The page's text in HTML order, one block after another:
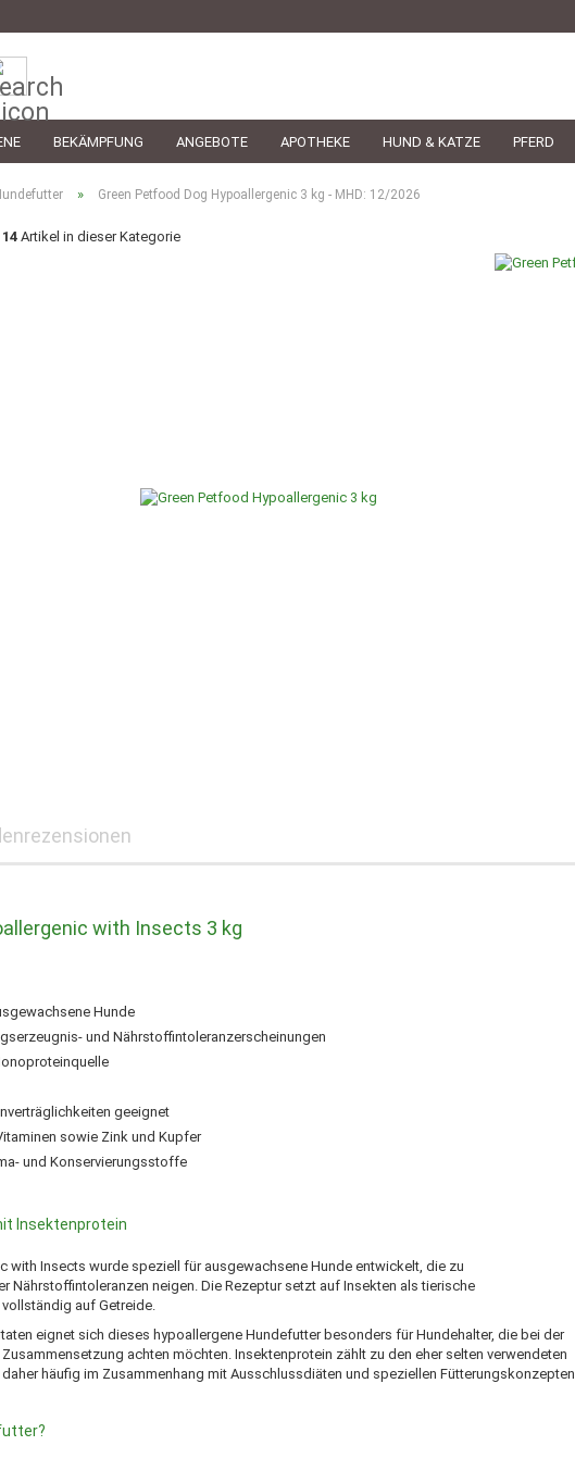
BEKÄMPFUNG ANGEBOTE APOTHEKE HUND & KATZE PFERD
» Green Petfood Dog Hypoallergenic 3 kg - MHD: 12/2026
14 Artikel in dieser Kategorie
with Insects 3 kg
Hunde
und Nährstoffintoleranzerscheinungen
geeignet
sowie Zink und Kupfer
und Konservierungsstoffe
Insektenprotein
with Insects wurde speziell für ausgewachsene Hunde entwickelt, die zu
Nährstoffintoleranzen neigen. Die Rezeptur setzt auf Insekten als tierische
auf Getreide.
eignet sich dieses hypoallergene Hundefutter besonders für Hundehalter, die bei der
achten möchten. Insektenprotein zählt zu den eher selten verwendeten
häufig im Zusammenhang mit Ausschlussdiäten und speziellen Fütterungskonzepten